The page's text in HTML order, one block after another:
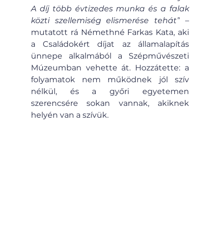
A díj több évtizedes munka és a falak
közti szellemiség elismerése tehát” –
mutatott rá Némethné Farkas Kata, aki
a Családokért díjat az államalapítás
ünnepe alkalmából a Szépművészeti
Múzeumban vehette át. Hozzátette: a
folyamatok nem működnek jól szív
nélkül, és a győri egyetemen
szerencsére sokan vannak, akiknek
helyén van a szívük.